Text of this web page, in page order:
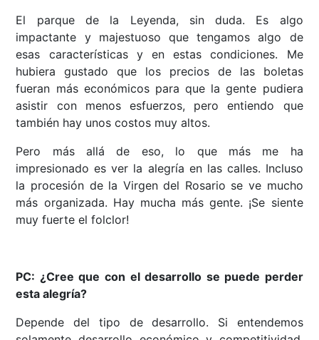
El parque de la Leyenda, sin duda. Es algo
impactante y majestuoso que tengamos algo de
esas características y en estas condiciones. Me
hubiera gustado que los precios de las boletas
fueran más económicos para que la gente pudiera
asistir con menos esfuerzos, pero entiendo que
también hay unos costos muy altos.
Pero más allá de eso, lo que más me ha
impresionado es ver la alegría en las calles. Incluso
la procesión de la Virgen del Rosario se ve mucho
más organizada. Hay mucha más gente. ¡Se siente
muy fuerte el folclor!
PC: ¿Cree que con el desarrollo se puede perder
esta alegría?
Depende del tipo de desarrollo. Si entendemos